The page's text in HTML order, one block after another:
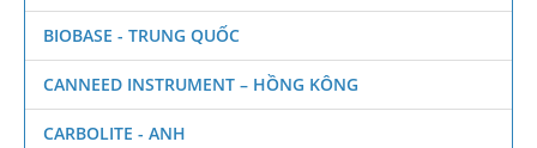
BIOBASE - TRUNG QUỐC
CANNEED INSTRUMENT – HỒNG KÔNG
CARBOLITE - ANH